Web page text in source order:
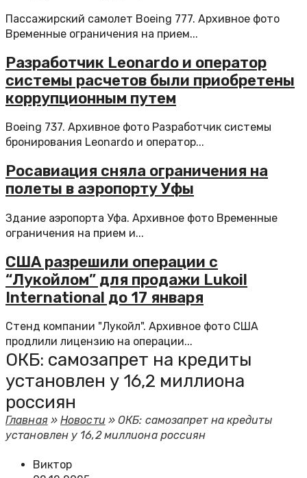
Пассажирский самолет Boeing 777. Архивное фото
Временные ограничения на прием...
Разработчик Leonardo и оператор
системы расчетов были приобретены
коррупционным путем
Boeing 737. Архивное фото Разработчик системы
бронирования Leonardo и оператор...
Росавиация сняла ограничения на
полеты в аэропорту Уфы
Здание аэропорта Уфа. Архивное фото Временные
ограничения на прием и...
CША разрешили операции с
“Лукойлом” для продажи Lukoil
International до 17 января
Стенд компании "Лукойл". Архивное фото США
продлили лицензию на операции...
ОКБ: самозапрет на кредиты
установлен у 16,2 миллиона
россиян
Главная»Новости »ОКБ: самозапрет на кредиты
установлен у 16,2 миллиона россиян
Виктор